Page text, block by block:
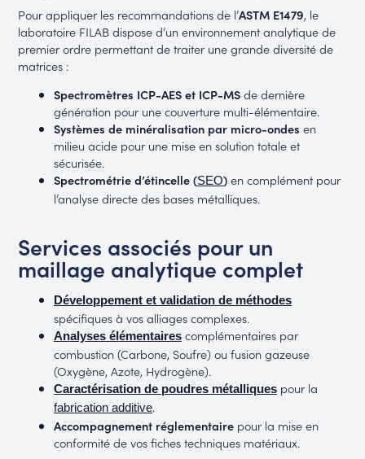
Pour appliquer les recommandations de l’ASTM E1479, le
laboratoire FILAB dispose d’un environnement analytique de
premier ordre permettant de traiter une grande diversité de
matrices :
Spectromètres ICP-AES et ICP-MSde dernière
génération pour une couverture multi-élémentaire.
Systèmes de minéralisation par micro-ondes en
milieu acide pour une mise en solution totale et
sécurisée.
Spectrométrie d’étincelle (SEO)en complément pour
l’analyse directe des bases métalliques.
Services associés pour un
maillage analytique complet
Développement et validation de méthodes
spécifiques à vos alliages complexes.
Analyses élémentairescomplémentaires par
combustion (Carbone, Soufre) ou fusion gazeuse
(Oxygène, Azote, Hydrogène).
Caractérisation de poudres métalliquespour la
fabrication additive.
Accompagnement réglementairepour la mise en
conformité de vos fiches techniques matériaux.